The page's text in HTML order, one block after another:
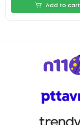
Add to cart